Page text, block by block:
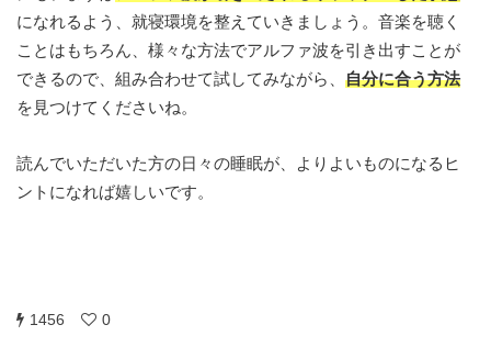
になれるよう、就寝環境を整えていきましょう。音楽を聴く
ことはもちろん、様々な方法でアルファ波を引き出すことが
できるので、組み合わせて試してみながら、 自分に合う方法
を見つけてくださいね。
読んでいただいた方の日々の睡眠が、よりよいものになるヒ
ントになれば嬉しいです。
1456 0